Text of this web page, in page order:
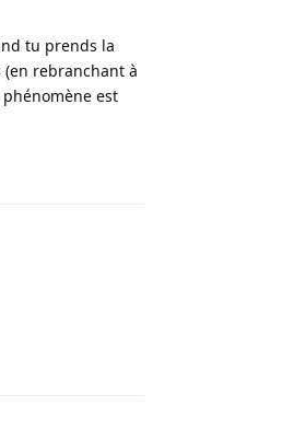
tu prends la
rebranchant à
est